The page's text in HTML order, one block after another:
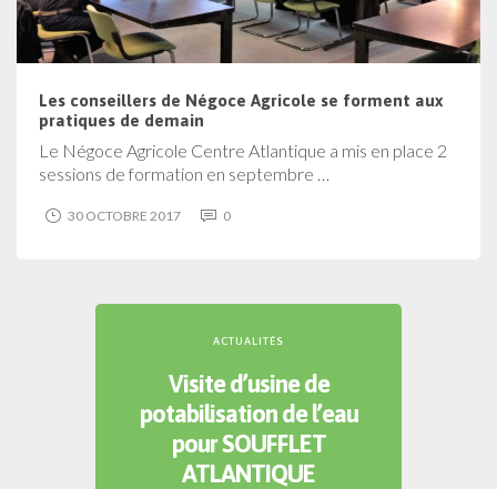
Les conseillers de Négoce Agricole se forment aux
pratiques de demain
Le Négoce Agricole Centre Atlantique a mis en place 2
sessions de formation en septembre …
30 OCTOBRE 2017 0
ACTUALITÉS
Visite d’usine de
potabilisation de l’eau
pour SOUFFLET
ATLANTIQUE